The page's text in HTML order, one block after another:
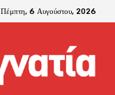
Πέμπτη, 6 Αυγούστου, 2026